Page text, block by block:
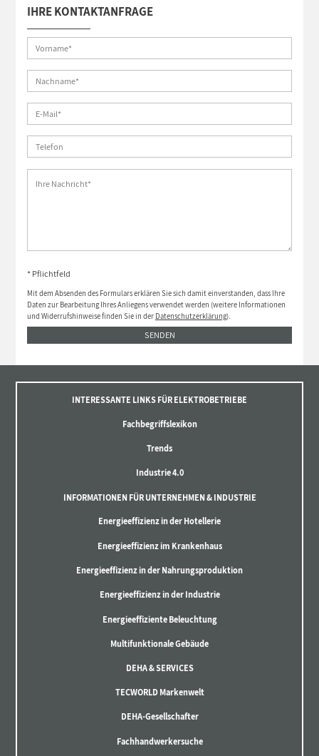
IHRE KONTAKTANFRAGE
* Pflichtfeld
Mit dem Absenden des Formulars erklären Sie sich damit einverstanden, dass Ihre
Daten zur Bearbeitung Ihres Anliegens verwendet werden (weitere Informationen
und Widerrufshinweise finden Sie in der Datenschutzerklärung).
SENDEN
INTERESSANTE LINKS FÜR ELEKTROBETRIEBE
Fachbegriffslexikon
Trends
Industrie 4.0
INFORMATIONEN FÜR UNTERNEHMEN & INDUSTRIE
Energieeffizienz in der Hotellerie
Energieeffizienz im Krankenhaus
Energieeffizienz in der Nahrungsproduktion
Energieeffizienz in der Industrie
Energieeffiziente Beleuchtung
Multifunktionale Gebäude
DEHA & SERVICES
TECWORLD Markenwelt
DEHA-Gesellschafter
Fachhandwerkersuche